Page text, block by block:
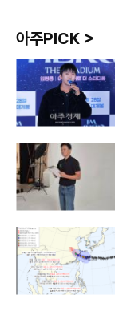
아주PICK >